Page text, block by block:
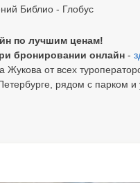
Библио - Глобус
по лучшим ценам!
бронировании онлайн -
от всех
рядом с парком и